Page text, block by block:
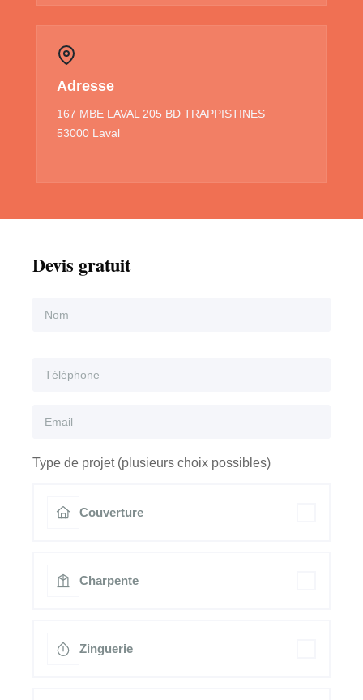
Adresse
167 MBE LAVAL 205 BD TRAPPISTINES
53000 Laval
Devis gratuit
Type de projet (plusieurs choix possibles)
Couverture
Charpente
Zinguerie